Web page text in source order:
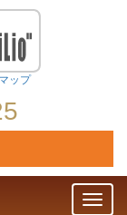
ップ